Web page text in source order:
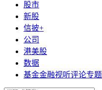
股市
新股
信披+
公司
港美股
数据
基金金融视听评论专题